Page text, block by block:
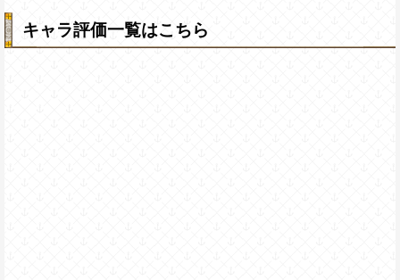
キャラ評価一覧はこちら